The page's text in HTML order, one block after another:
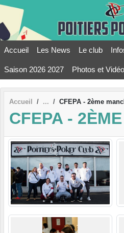
Accueil Les News Le club
Saison 2026 2027 Photos et
Accueil CFEPA - 2ème
CFEPA -
Panneau de gestion des cookies